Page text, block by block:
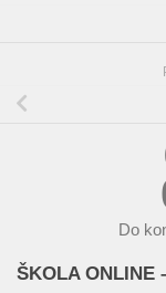
Do
ŠKOLA ONLINE